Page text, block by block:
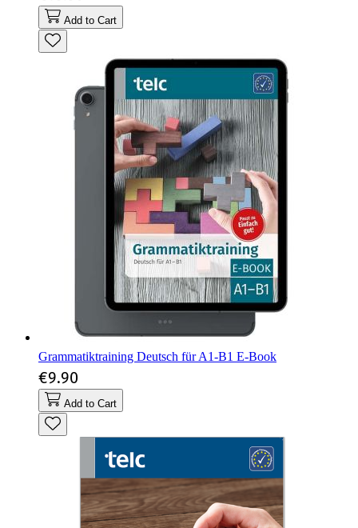
Add to Cart
Grammatiktraining Deutsch für A1-B1 E-Book
€9.90
Add to Cart